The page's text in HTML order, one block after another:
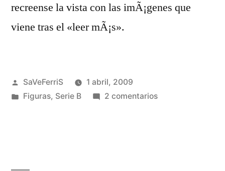
recreense la vista con las imÃ¡genes que
viene tras el «leer mÃ¡s».
Publicado
por
SaVeFerriS
1 abril, 2009
Publicado
Figuras, Serie B 2 comentariosen